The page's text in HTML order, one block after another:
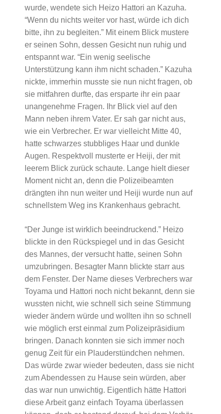
wurde, wendete sich Heizo Hattori an Kazuha.
“Wenn du nichts weiter vor hast, würde ich dich
bitte, ihn zu begleiten.” Mit einem Blick mustere
er seinen Sohn, dessen Gesicht nun ruhig und
entspannt war. “Ein wenig seelische
Unterstützung kann ihm nicht schaden.” Kazuha
nickte, immerhin musste sie nun nicht fragen, ob
sie mitfahren durfte, das ersparte ihr ein paar
unangenehme Fragen. Ihr Blick viel auf den
Mann neben ihrem Vater. Er sah gar nicht aus,
wie ein Verbrecher. Er war vielleicht Mitte 40,
hatte schwarzes stubbliges Haar und dunkle
Augen. Respektvoll musterte er Heiji, der mit
leerem Blick zurück schaute. Lange hielt dieser
Moment nicht an, denn die Polizeibeamten
drängten ihn nun weiter und Heiji wurde nun auf
schnellstem Weg ins Krankenhaus gebracht.
“Der Junge ist wirklich beeindruckend.” Heizo
blickte in den Rückspiegel und in das Gesicht
des Mannes, der versucht hatte, seinen Sohn
umzubringen. Besagter Mann blickte starr aus
dem Fenster. Der Name dieses Verbrechers war
Toyama und Hattori noch nicht bekannt, denn sie
wussten nicht, wie schnell sich seine Stimmung
wieder ändern würde und wollten ihn so schnell
wie möglich erst einmal zum Polizeipräsidium
bringen. Danach konnten sie sich immer noch
genug Zeit für ein Plauderstündchen nehmen.
Das würde zwar wieder bedeuten, dass sie nicht
zum Abendessen zu Hause sein würden, aber
das war nun unwichtig. Eigentlich hätte Hattori
diese Arbeit ganz einfach Toyama überlassen